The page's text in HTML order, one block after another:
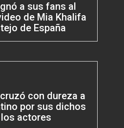
a sus fans al
de Mia Khalifa
de España
con dureza a
por sus dichos
actores